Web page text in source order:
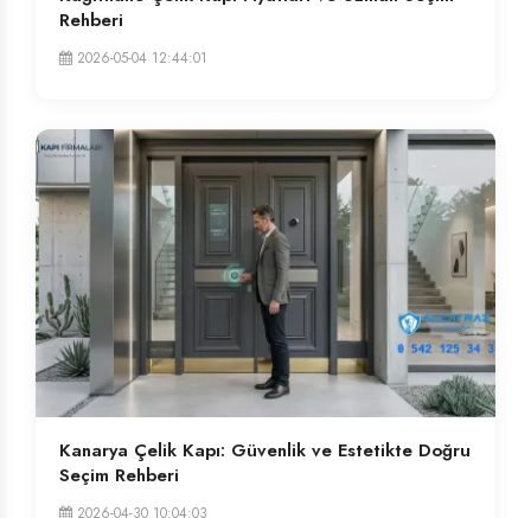
Rehberi
2026-05-04 12:44:01
Kanarya Çelik Kapı: Güvenlik ve Estetikte Doğru
Seçim Rehberi
2026-04-30 10:04:03